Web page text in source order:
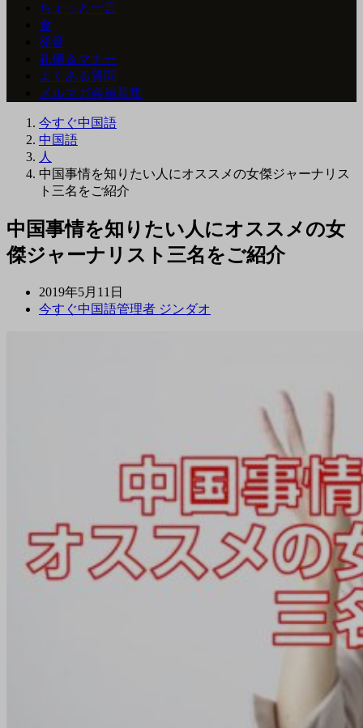
ちょっと一言
食
発音
礼儀＆マナー
よくある質問
メルマガ会員募集
今すぐ中国語
中国語
人
中国事情を知りたい人にオススメの女傑ジャーナリス
ト三名をご紹介
中国事情を知りたい人にオススメの女
傑ジャーナリスト三名をご紹介
2019年5月11日
今すぐ中国語管理者 ジンダオ